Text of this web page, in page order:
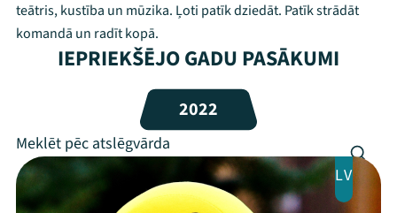
Mana programma
Festivāls
Programma
Arhīvs
teātris, kustība un mūzika. Ļoti patīk dziedāt. Patīk strādāt
komandā un radīt kopā.
IEPRIEKŠĒJO GADU PASĀKUMI
2022
LV